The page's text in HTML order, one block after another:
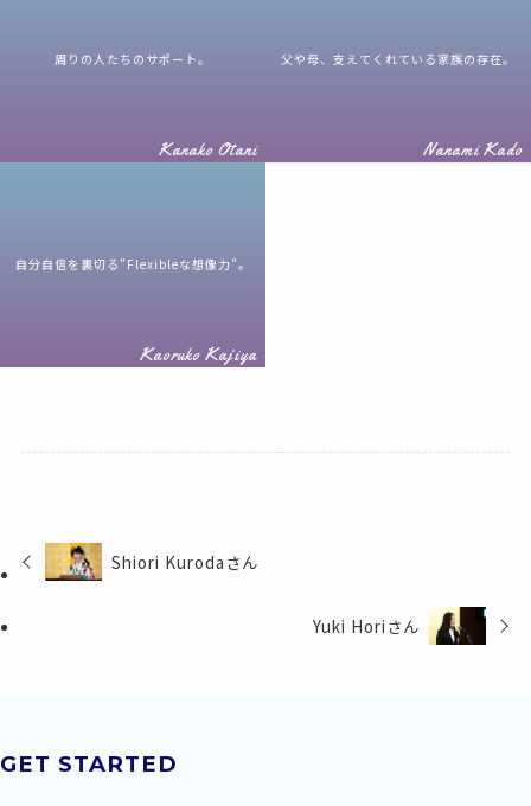
Shiori Kurodaさん
Yuki Horiさん
GET STARTED